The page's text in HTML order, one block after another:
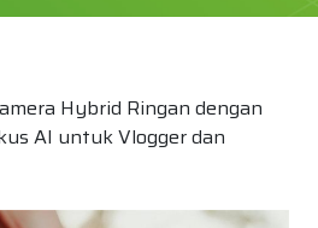
Hybrid Ringan dengan
AI untuk Vlogger dan